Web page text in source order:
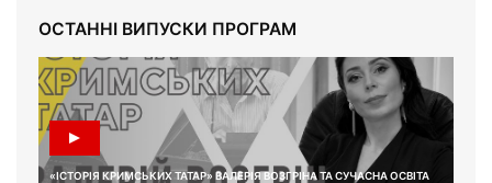
ОСТАННІ ВИПУСКИ ПРОГРАМ
«ІСТОРІЯ КРИМСЬКИХ ТАТАР» ВАЛЕРІЯ ВОЗГРІНА ТА СУЧАСНА ОСВІТА